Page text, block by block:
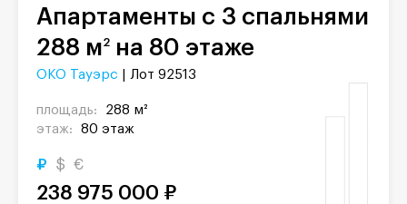
Апартаменты с 3 спальнями
288 м2 на 80 этаже
ОКО Тауэрс | Лот 92513
площадь:
288 м²
этаж:
80 этаж
₽ $ €
238 975 000 ₽